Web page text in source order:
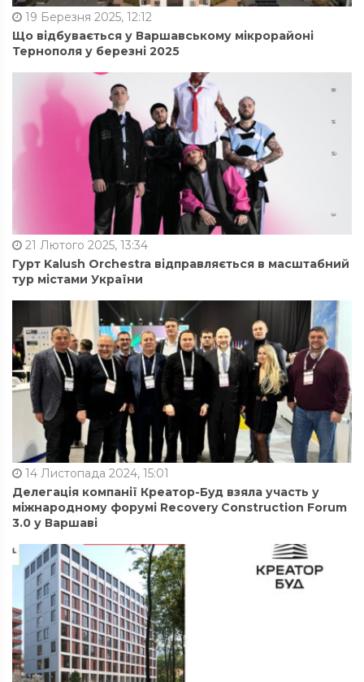
19 Березня 2025, 12:12
Що відбувається у Варшавському мікрорайоні
Тернополя у березні 2025
21 Лютого 2025, 13:34
Гурт Kalush Orchestra відправляється в масштабний
тур містами України
14 Листопада 2024, 15:01
Делегація компанії Креатор-Буд взяла участь у
міжнародному форумі Recovery Construction Forum
3.0 у Варшаві